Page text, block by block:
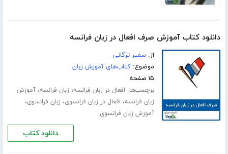
دانلود کتاب آموزش صرف افعال در زبان فرانسه
از:سمیر ترگانی
موضوع:کتاب‌های آموزش زبان
۱۵ صفحه
برچسب‌ها: افعال در زبان فرانسه، زبان فرانسه،آموزش
زبان فرانسه، افعال در زبان فرانسوی، زبان فرانسوی،
آموزش زبان فرانسوی
دانلود کتاب